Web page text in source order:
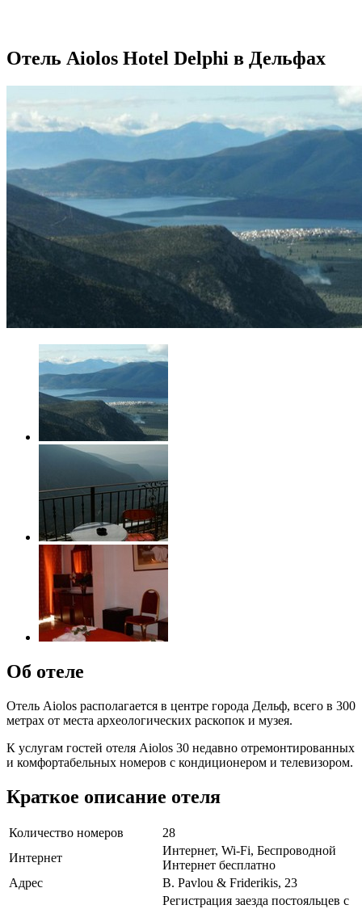
Отель Aiolos Hotel Delphi в Дельфах
Об отеле
Отель Aiolos располагается в центре города Дельф, всего в 300
метрах от места археологических раскопок и музея.
К услугам гостей отеля Aiolos 30 недавно отремонтированных
и комфортабельных номеров с кондиционером и телевизором.
Краткое описание отеля
Количество номеров
28
Интернет
Интернет, Wi-Fi, Беспроводной
Интернет бесплатно
Адрес
B. Pavlou & Friderikis, 23
Регистрация заезда постояльцев с